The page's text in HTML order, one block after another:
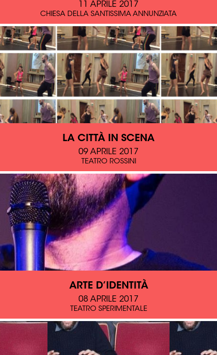
11 APRILE 2017
CHIESA DELLA SANTISSIMA ANNUNZIATA
LA CITTÀ IN SCENA
09 APRILE 2017
TEATRO ROSSINI
ARTE D’IDENTITÀ
08 APRILE 2017
TEATRO SPERIMENTALE